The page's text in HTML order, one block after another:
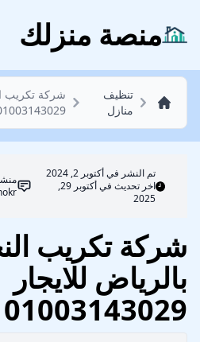
منصة منزلك
تنظيف
منازل
شركة تكريب
تم النشر فيأكتوبر 2, 2024
اخر تحديث في أكتوبر 29,
2025
شركة تكريب
بالرياض للايجار
01003143029